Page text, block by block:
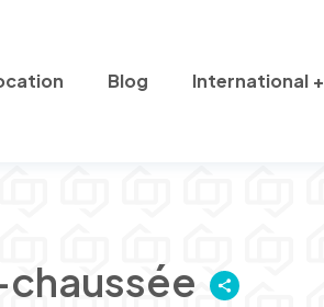
Blog International